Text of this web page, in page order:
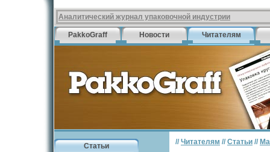
Аналитический журнал упаковочной индустрии
PakkoGraff Новости Читателям
Статьи
// Читателям // Статьи //